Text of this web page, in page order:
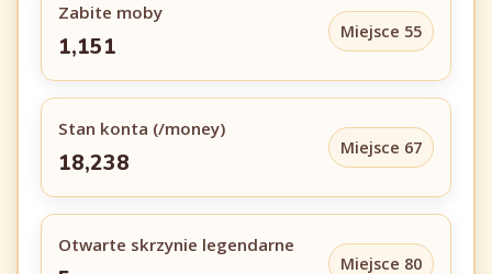
Zabite moby
1,151
Miejsce 55
Stan konta (/money)
18,238
Miejsce 67
Otwarte skrzynie legendarne
Miejsce 80